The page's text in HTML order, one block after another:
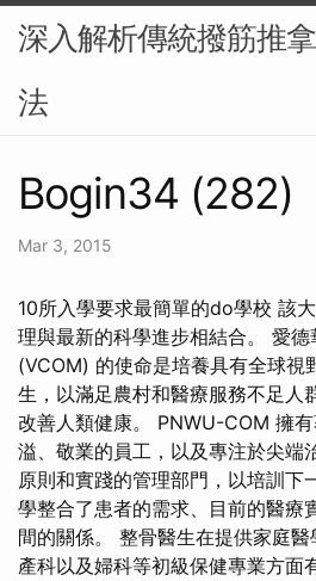
深入解析傳統撥筋推
法
Bogin34 (282)
Mar 3, 2015
10所入學要求最簡單的do學校 該
理與最新的科學進步相結合。 愛
(VCOM) 的使命是培養具有全球視
生，以滿足農村和醫療服務不足人
改善人類健康。 PNWU-COM 擁
溢、敬業的員工，以及專注於尖端
原則和實踐的管理部門，以培訓下
學整合了患者的需求、目前的醫療
間的關係。 整骨醫生在提供家庭
產科以及婦科等初級保健專業方面